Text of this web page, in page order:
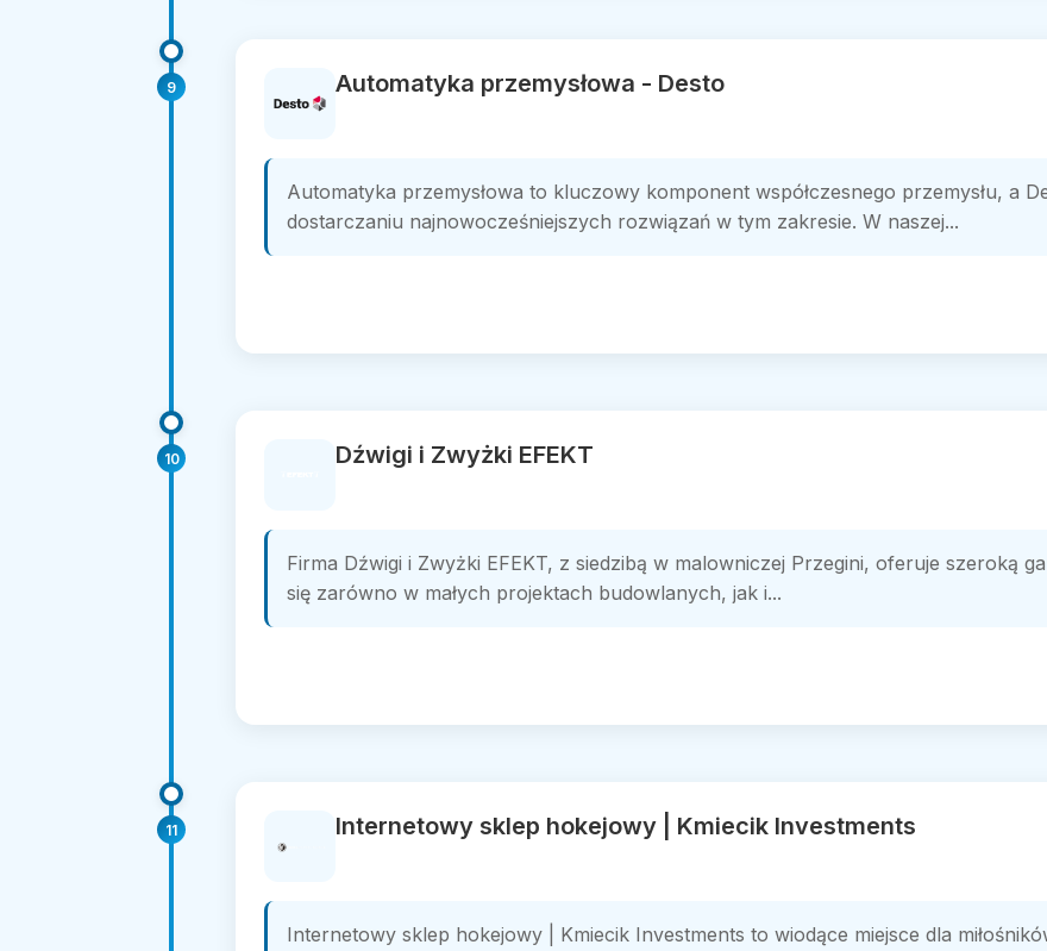
9 Automatyka przemysłowa - Desto
Automatyka przemysłowa to kluczowy komponent współczesnego przemysłu, a
dostarczaniu najnowocześniejszych rozwiązań w tym zakresie. W naszej...
10 Dźwigi i Zwyżki EFEKT
Firma Dźwigi i Zwyżki EFEKT, z siedzibą w malowniczej Przegini, oferuje szeroką
się zarówno w małych projektach budowlanych, jak i...
11 Internetowy sklep hokejowy | Kmiecik Investments
Internetowy sklep hokejowy | Kmiecik Investments to wiodące miejsce dla